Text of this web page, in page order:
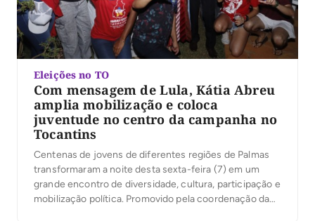
Eleições no TO
Com mensagem de Lula, Kátia Abreu
amplia mobilização e coloca
juventude no centro da campanha no
Tocantins
Centenas de jovens de diferentes regiões de Palmas
transformaram a noite desta sexta-feira (7) em um
grande encontro de diversidade, cultura, participação e
mobilização política. Promovido pela coordenação da